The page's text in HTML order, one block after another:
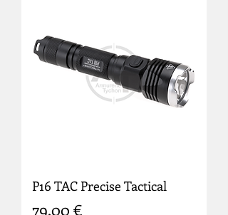
P16 TAC Precise Tactical
Prix
79,00 €